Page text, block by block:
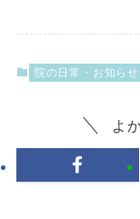
院の日常・お知らせ
よ